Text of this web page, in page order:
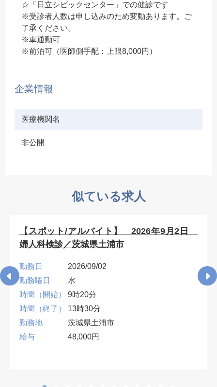
☆「日立シビックセンター」での健診です
※受診者人数は申し込みのため変動あります。ご
了承ください。
※車通勤可
※前泊可（医師側手配：上限8,000円）
企業情報
医療機関名
非公開
似ている求人
【スポット/アルバイト】 2026年9月2日
婦人科検診／茨城県土浦市
勤務日
2026/09/02
勤務曜日
水
時間（開始）
9時20分
時間（終了）
13時30分
勤務地
茨城県土浦市
給与
48,000円